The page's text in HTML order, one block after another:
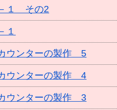
１ その2
１
ウンターの製作 5
ウンターの製作 4
ウンターの製作 3